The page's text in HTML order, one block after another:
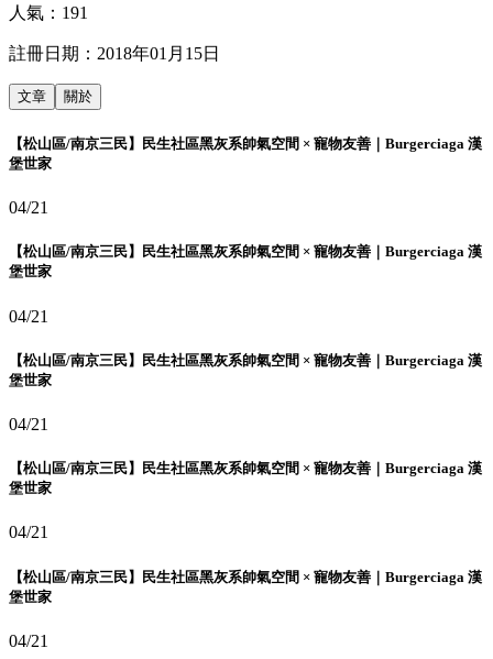
人氣： 191
註冊日期： 2018年01月15日
文章 關於
【松山區/南京三民】民生社區黑灰系帥氣空間 × 寵物友善｜Burgerciaga 漢
堡世家
04/21
【松山區/南京三民】民生社區黑灰系帥氣空間 × 寵物友善｜Burgerciaga 漢
堡世家
04/21
【松山區/南京三民】民生社區黑灰系帥氣空間 × 寵物友善｜Burgerciaga 漢
堡世家
04/21
【松山區/南京三民】民生社區黑灰系帥氣空間 × 寵物友善｜Burgerciaga 漢
堡世家
04/21
【松山區/南京三民】民生社區黑灰系帥氣空間 × 寵物友善｜Burgerciaga 漢
堡世家
04/21